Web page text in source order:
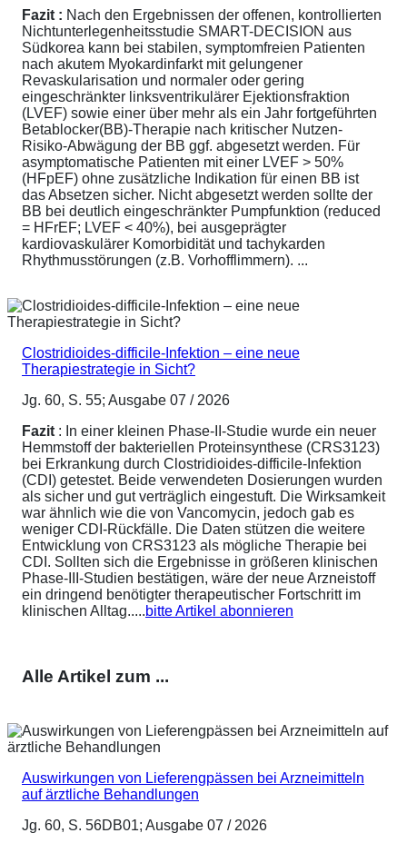
Fazit : Nach den Ergebnissen der offenen, kontrollierten
Nichtunterlegenheitsstudie SMART-DECISION aus
Südkorea kann bei stabilen, symptomfreien Patienten
nach akutem Myokardinfarkt mit gelungener
Revaskularisation und normaler oder gering
eingeschränkter linksventrikulärer Ejektionsfraktion
(LVEF) sowie einer über mehr als ein Jahr fortgeführten
Betablocker(BB)-Therapie nach kritischer Nutzen-
Risiko-Abwägung der BB ggf. abgesetzt werden. Für
asymptomatische Patienten mit einer LVEF > 50%
(HFpEF) ohne zusätzliche Indikation für einen BB ist
das Absetzen sicher. Nicht abgesetzt werden sollte der
BB bei deutlich eingeschränkter Pumpfunktion (reduced
= HFrEF; LVEF < 40%), bei ausgeprägter
kardiovaskulärer Komorbidität und tachykarden
Rhythmusstörungen (z.B. Vorhofflimmern). ...
Clostridioides-difficile-Infektion – eine neue
Therapiestrategie in Sicht?
Jg. 60, S. 55; Ausgabe 07 / 2026
Fazit : In einer kleinen Phase-II-Studie wurde ein neuer
Hemmstoff der bakteriellen Proteinsynthese (CRS3123)
bei Erkrankung durch Clostridioides-difficile-Infektion
(CDI) getestet. Beide verwendeten Dosierungen wurden
als sicher und gut verträglich eingestuft. Die Wirksamkeit
war ähnlich wie die von Vancomycin, jedoch gab es
weniger CDI-Rückfälle. Die Daten stützen die weitere
Entwicklung von CRS3123 als mögliche Therapie bei
CDI. Sollten sich die Ergebnisse in größeren klinischen
Phase-III-Studien bestätigen, wäre der neue Arzneistoff
ein dringend benötigter therapeutischer Fortschritt im
klinischen Alltag.....bitte Artikel abonnieren
Alle Artikel zum ...
Auswirkungen von Lieferengpässen bei Arzneimitteln
auf ärztliche Behandlungen
Jg. 60, S. 56DB01; Ausgabe 07 / 2026